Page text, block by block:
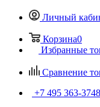
Личный
Корзина0
Избранные
Сравнение
+7 495 363-3748